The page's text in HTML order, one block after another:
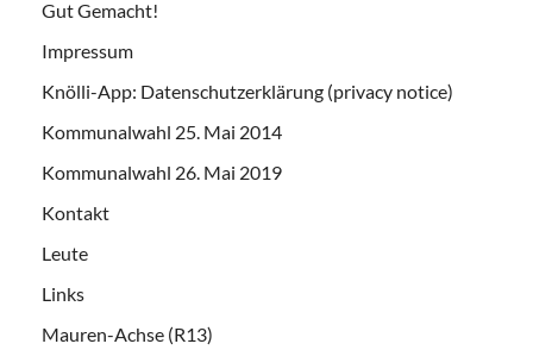
Gut Gemacht!
Impressum
Knölli-App: Datenschutzerklärung (privacy notice)
Kommunalwahl 25. Mai 2014
Kommunalwahl 26. Mai 2019
Kontakt
Leute
Links
Mauren-Achse (R13)